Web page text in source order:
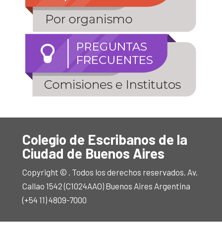
Colegio de Escribanos de la
Ciudad de Buenos Aires
Copyright © . Todos los derechos reservados. Av.
Callao 1542 (C1024AAO) Buenos Aires Argentina
(+54 11) 4809-7000